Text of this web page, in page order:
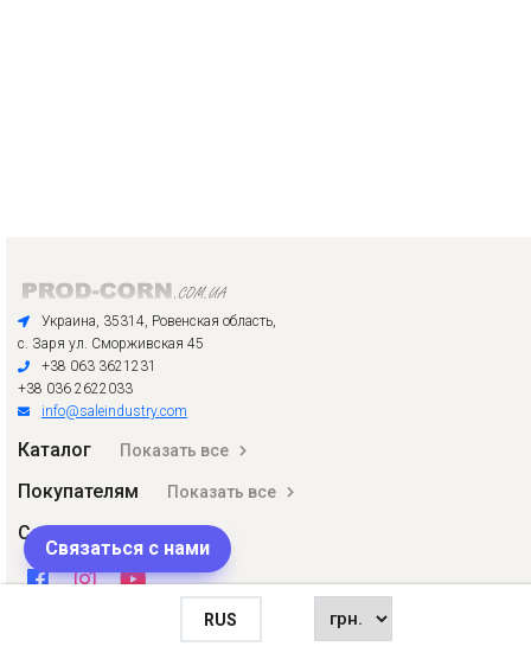
RUS
Украина, 35314, Ровенская область,
с. Заря ул. Сморживская 45
+38 063 3621231
+38 036 2622033
info@saleindustry.com
Каталог Показать все
Покупателям Показать все
Соцсети
Связаться с нами